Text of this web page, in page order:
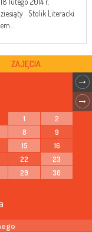
Stolik Literacki
ZAJĘCIA
1
2
8
9
15
16
22
23
29
30